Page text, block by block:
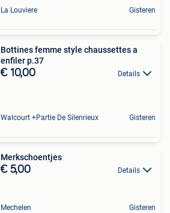
La Louviere Gisteren
Bottines femme style chaussettes a
enfiler p.37
€ 10,00 Details
Walcourt +Partie De Silenrieux Gisteren
Merkschoentjes
€ 5,00 Details
Mechelen Gisteren